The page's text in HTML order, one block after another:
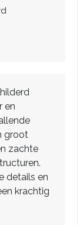
en
groot
zachte
details en
krachtig